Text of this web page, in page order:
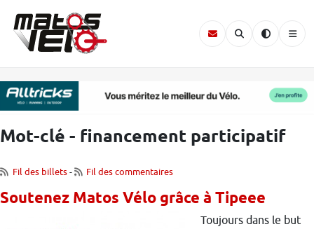
Mot-clé - financement participatif
Fil des billets- Fil des commentaires
Soutenez Matos Vélo grâce à Tipeee
Toujours dans le but